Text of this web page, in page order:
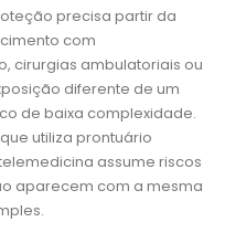
precisa partir da
com
cirurgias ambulatoriais ou
diferente de um
de baixa complexidade.
utiliza prontuário
assume riscos
aparecem com a mesma